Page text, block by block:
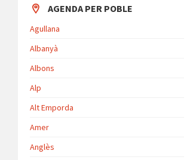
AGENDA PER POBLE
Agullana
Albanyà
Albons
Alp
Alt Emporda
Amer
Anglès